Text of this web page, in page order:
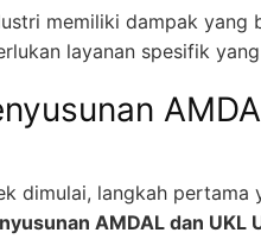
memiliki dampak
layanan spesifik
dimulai, langkah
AMDAL dan UKL